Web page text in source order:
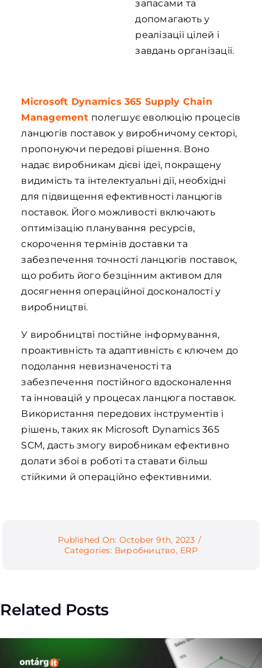
запасами та
допомагають у
реалізації цілей і
завдань організації.
Microsoft Dynamics 365 Supply Chain
Management полегшує еволюцію процесів
ланцюгів поставок у виробничому секторі,
пропонуючи передові рішення. Воно
надає виробникам дієві ідеї, покращену
видимість та інтелектуальні дії, необхідні
для підвищення ефективності ланцюгів
поставок. Його можливості включають
оптимізацію планування ресурсів,
скорочення термінів доставки та
забезпечення точності ланцюгів поставок,
що робить його безцінним активом для
досягнення операційної досконалості у
виробництві.
У виробництві постійне інформування,
проактивність та адаптивність є ключем до
подолання невизначеності та
забезпечення постійного вдосконалення
та інновацій у процесах ланцюга поставок.
Використання передових інструментів і
рішень, таких як Microsoft Dynamics 365
SCM, дасть змогу виробникам ефективно
долати збої в роботі та ставати більш
стійкими й операційно ефективними.
Published On: October 9th, 2023 /
Categories: Виробництво, ERP
Related Posts